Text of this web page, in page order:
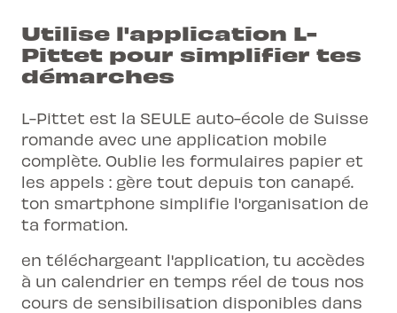
Utilise l'application L-
Pittet pour simplifier tes
démarches
L-Pittet est la SEULE auto-école de Suisse
romande avec une application mobile
complète. Oublie les formulaires papier et
les appels : gère tout depuis ton canapé.
ton smartphone simplifie l'organisation de
ta formation.
en téléchargeant l'application, tu accèdes
à un calendrier en temps réel de tous nos
cours de sensibilisation disponibles dans